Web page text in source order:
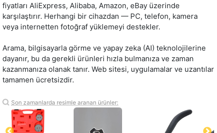
fiyatları AliExpress, Alibaba, Amazon, eBay üzerinde
karşılaştırır. Herhangi bir cihazdan — PC, telefon, kamera
veya internetten fotoğraf yüklemeyi destekler.
Arama, bilgisayarla görme ve yapay zeka (AI) teknolojilerine
dayanır, bu da gerekli ürünleri hızla bulmanıza ve zaman
kazanmanıza olanak tanır. Web sitesi, uygulamalar ve uzantılar
tamamen ücretsizdir.
Son zamanlarda resimle aranan ürünler: